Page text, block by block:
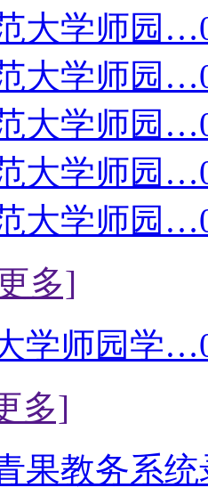
大学师园…
大学师园…
大学师园…
大学师园…
大学师园…
多]
学师园学…
多]
果教务系